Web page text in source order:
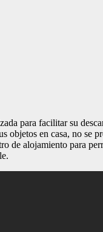
para facilitar su
objetos en casa, no se
de alojamiento para